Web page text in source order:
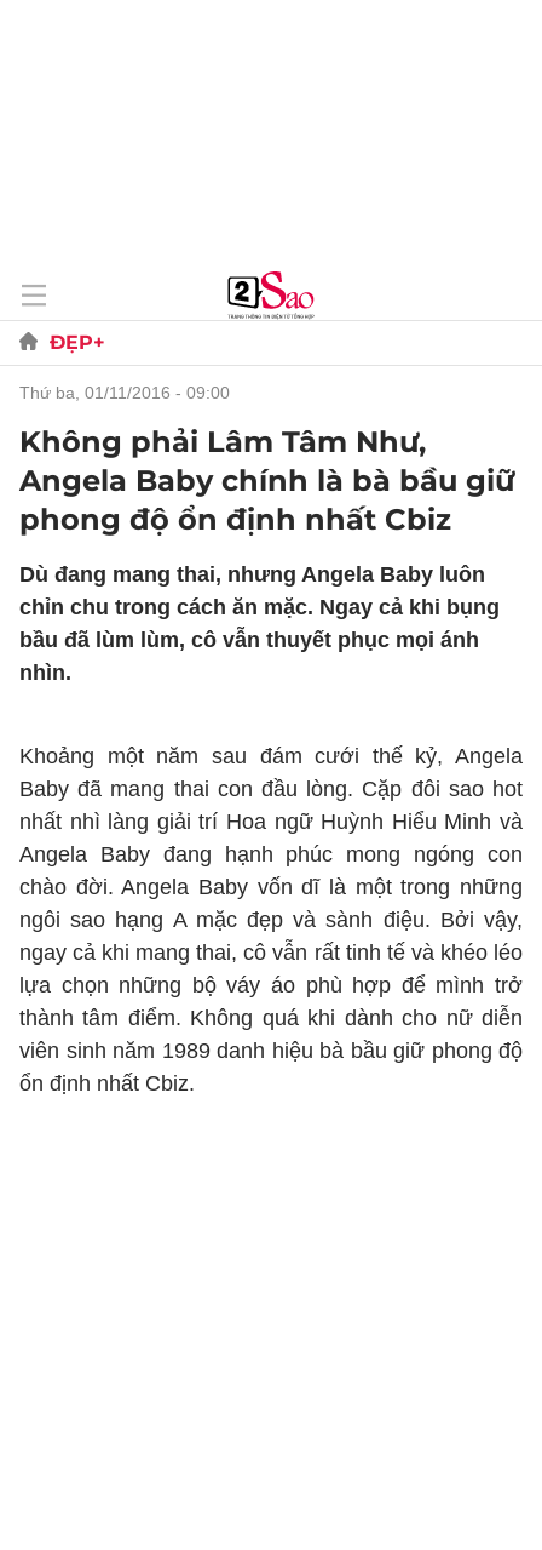
ĐẸP+
thứ ba, 01/11/2016 - 09:00
Không phải Lâm Tâm Như,
Angela Baby chính là bà bầu giữ
phong độ ổn định nhất Cbiz
Dù đang mang thai, nhưng Angela Baby luôn
chỉn chu trong cách ăn mặc. Ngay cả khi bụng
bầu đã lùm lùm, cô vẫn thuyết phục mọi ánh
nhìn.
Khoảng một năm sau đám cưới thế kỷ, Angela
Baby đã mang thai con đầu lòng. Cặp đôi sao hot
nhất nhì làng giải trí Hoa ngữ Huỳnh Hiểu Minh và
Angela Baby đang hạnh phúc mong ngóng con
chào đời. Angela Baby vốn dĩ là một trong những
ngôi sao hạng A mặc đẹp và sành điệu. Bởi vậy,
ngay cả khi mang thai, cô vẫn rất tinh tế và khéo léo
lựa chọn những bộ váy áo phù hợp để mình trở
thành tâm điểm. Không quá khi dành cho nữ diễn
viên sinh năm 1989 danh hiệu bà bầu giữ phong độ
ổn định nhất Cbiz.